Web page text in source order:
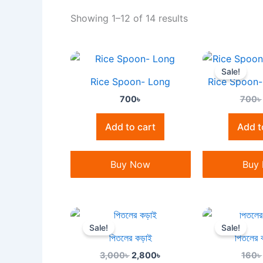
Showing 1–12 of 14 results
Rice Spoon- Long
700৳
Add to cart
Buy Now
Sale!
Rice Spoon-
700৳
Add
Buy
Sale!
পিতলের কড়াই
3,000৳
Original
price
was:
3,000৳ .
2,800৳
Sale!
পিতলের
160৳